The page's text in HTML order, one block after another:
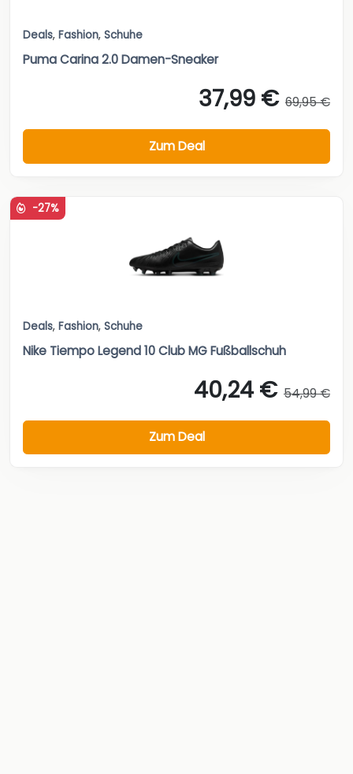
Deals, Fashion, Schuhe
Puma Carina 2.0 Damen-Sneaker
37,99 € 69,95 €
Zum Deal
-27%
Deals, Fashion, Schuhe
Nike Tiempo Legend 10 Club MG Fußballschuh
40,24 € 54,99 €
Zum Deal